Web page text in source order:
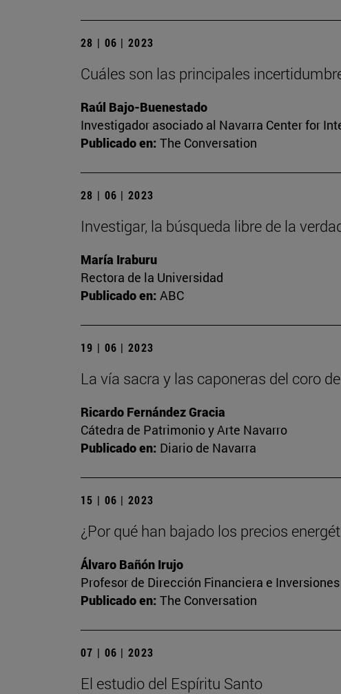
28 | 06 | 2023
Cuáles son las principales
Raúl Bajo-Buenestado
Investigador asociado al Navarra Center for
Publicado en: The Conversation
28 | 06 | 2023
Investigar, la búsqueda libre de la
María Iraburu
Rectora de la Universidad
Publicado en: ABC
19 | 06 | 2023
La vía sacra y las caponeras del coro
Ricardo Fernández Gracia
Cátedra de Patrimonio y Arte Navarro
Publicado en: Diario de Navarra
15 | 06 | 2023
¿Por qué han bajado los precios
Álvaro Bañón Irujo
Profesor de Dirección Financiera e Inversiones
Publicado en: The Conversation
07 | 06 | 2023
El estudio del Espíritu Santo